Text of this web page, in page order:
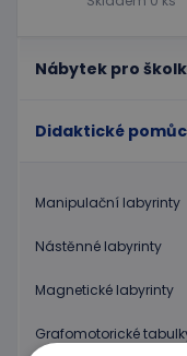
Nábytek pro
Didaktické
Manipulační labyrinty
Nástěnné labyrinty
Magnetické labyrinty
Grafomotorické